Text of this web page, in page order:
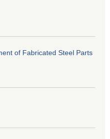
of Fabricated Steel Parts